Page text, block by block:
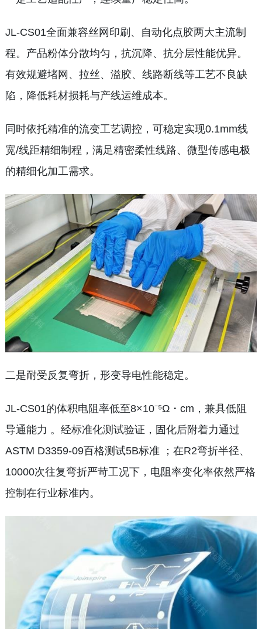
JL-CS01全面兼容丝网印刷、自动化点胶两大主流制
程。产品粉体分散均匀，抗沉降、抗分层性能优异。
有效规避堵网、拉丝、溢胶、线路断线等工艺不良缺
陷，降低耗材损耗与产线运维成本。
同时依托精准的流变工艺调控，可稳定实现0.1mm线
宽/线距精细制程，满足精密柔性线路、微型传感电极
的精细化加工需求。
二是耐受反复弯折，形变导电性能稳定。
JL-CS01的体积电阻率低至8×10⁻⁵Ω・cm，兼具低阻
导通能力 。经标准化测试验证，固化后附着力通过
ASTM D3359-09百格测试5B标准 ；在R2弯折半径、
10000次往复弯折严苛工况下，电阻率变化率依然严格
控制在行业标准内。